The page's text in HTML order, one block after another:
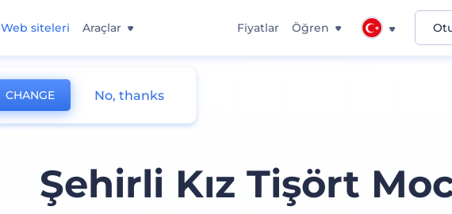
Web siteleri Araçlar Fiyatlar Öğren
Şehirli Kız Tişört
CHANGE No, thanks